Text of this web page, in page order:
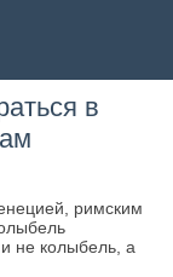
в
римским
не колыбель, а